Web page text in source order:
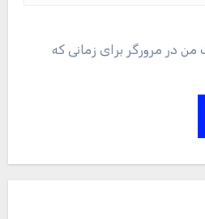
من در مرورگر برای زمانی که